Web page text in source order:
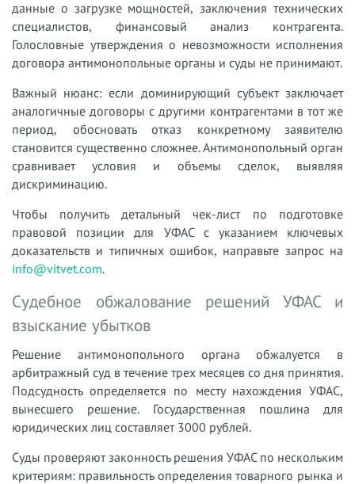
данные о загрузке мощностей, заключения технических
специалистов, финансовый анализ контрагента.
Голословные утверждения о невозможности исполнения
договора антимонопольные органы и суды не принимают.
Важный нюанс: если доминирующий субъект заключает
аналогичные договоры с другими контрагентами в тот же
период, обосновать отказ конкретному заявителю
становится существенно сложнее. Антимонопольный орган
сравнивает условия и объемы сделок, выявляя
дискриминацию.
Чтобы получить детальный чек-лист по подготовке
правовой позиции для УФАС с указанием ключевых
доказательств и типичных ошибок, направьте запрос на
info@vitvet.com.
Судебное обжалование решений УФАС и
взыскание убытков
Решение антимонопольного органа обжалуется в
арбитражный суд в течение трех месяцев со дня принятия.
Подсудность определяется по месту нахождения УФАС,
вынесшего решение. Государственная пошлина для
юридических лиц составляет 3000 рублей.
Суды проверяют законность решения УФАС по нескольким
критериям: правильность определения товарного рынка и